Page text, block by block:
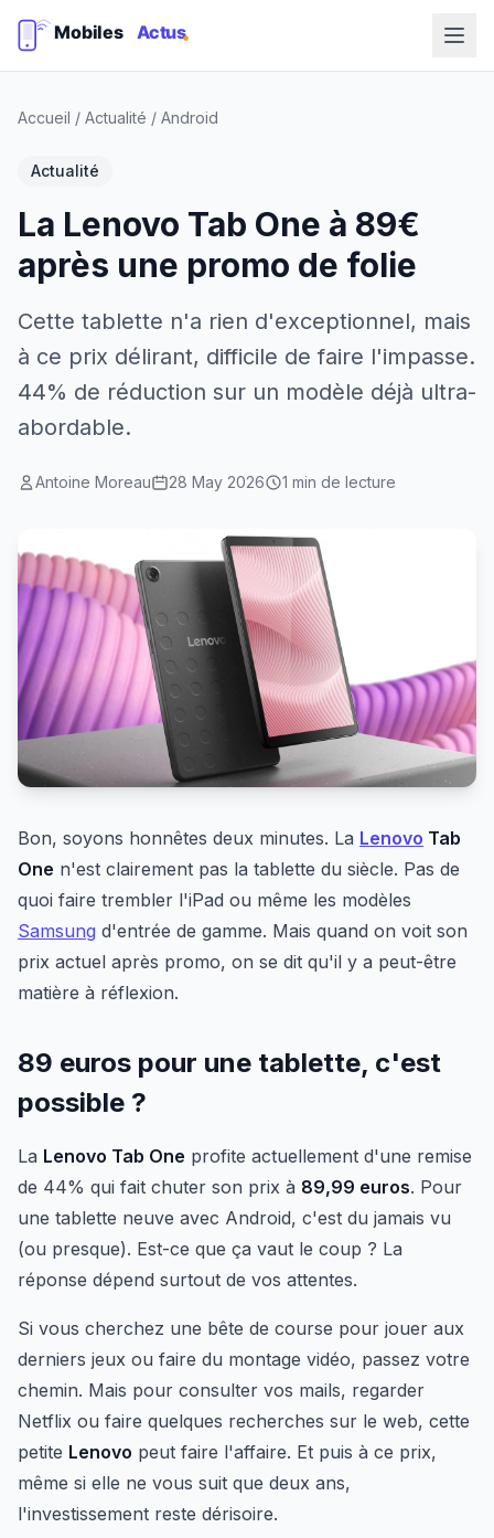
Accueil / Actualité / Android
Actualité
La Lenovo Tab One à 89€
après une promo de folie
Cette tablette n'a rien d'exceptionnel, mais
à ce prix délirant, difficile de faire l'impasse.
44% de réduction sur un modèle déjà ultra-
abordable.
Antoine Moreau 28 May 2026 1 min de lecture
Bon, soyons honnêtes deux minutes. La Lenovo Tab
One n'est clairement pas la tablette du siècle. Pas de
quoi faire trembler l'iPad ou même les modèles
Samsung d'entrée de gamme. Mais quand on voit son
prix actuel après promo, on se dit qu'il y a peut-être
matière à réflexion.
89 euros pour une tablette, c'est
possible ?
La Lenovo Tab One profite actuellement d'une remise
de 44% qui fait chuter son prix à 89,99 euros. Pour
une tablette neuve avec Android, c'est du jamais vu
(ou presque). Est-ce que ça vaut le coup ? La
réponse dépend surtout de vos attentes.
Si vous cherchez une bête de course pour jouer aux
derniers jeux ou faire du montage vidéo, passez votre
chemin. Mais pour consulter vos mails, regarder
Netflix ou faire quelques recherches sur le web, cette
petite Lenovo peut faire l'affaire. Et puis à ce prix,
même si elle ne vous suit que deux ans,
l'investissement reste dérisoire.